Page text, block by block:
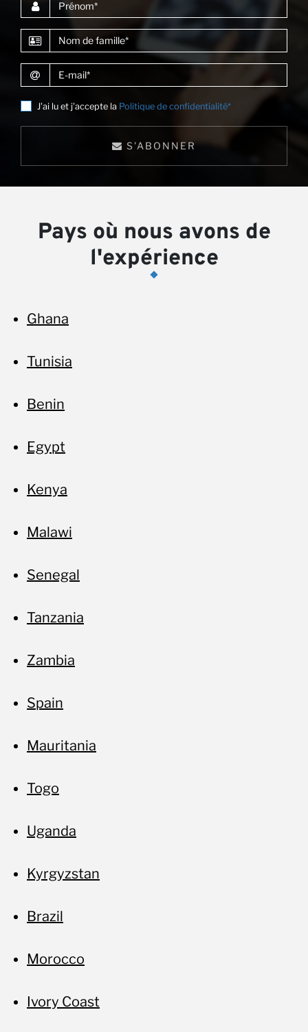
Nom de famille
E-mail
J'ai lu et j'accepte la Politique de confidentialité*
S'ABONNER
Pays où nous avons de
l'expérience
Ghana
Tunisia
Benin
Egypt
Kenya
Malawi
Senegal
Tanzania
Zambia
Spain
Mauritania
Togo
Uganda
Kyrgyzstan
Brazil
Morocco
Ivory Coast